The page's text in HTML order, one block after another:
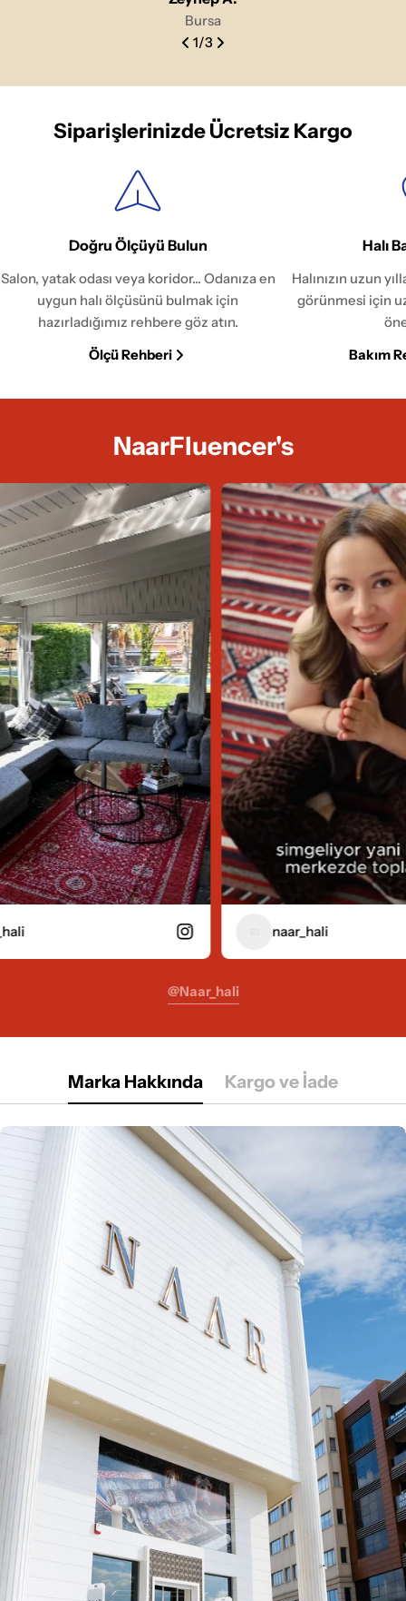
Bursa
1/3
Siparişlerinizde Ücretsiz Kargo
Doğru Ölçüyü Bulun
Salon, yatak odası veya koridor... Odanıza en
uygun halı ölçüsünü bulmak için
hazırladığımız rehbere göz atın.
Ölçü Rehberi
Halı
Halınızın uzun
görünmesi için
Bakım
NaarFluencer's
naar_hali
@naar_hali
Marka Hakkında Kargo ve İade